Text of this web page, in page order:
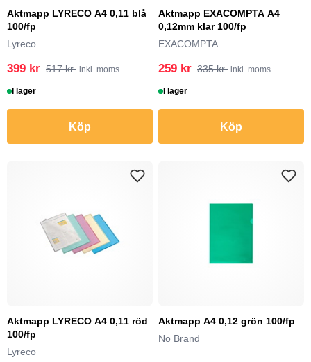
Aktmapp LYRECO A4 0,11 blå
100/fp
Lyreco
399 kr 517 kr inkl. moms
I lager
Köp
Aktmapp EXACOMPTA A4
0,12mm klar 100/fp
EXACOMPTA
259 kr 335 kr inkl. moms
I lager
Köp
Aktmapp LYRECO A4 0,11 röd
100/fp
Lyreco
Aktmapp A4 0,12 grön 100/fp
No Brand